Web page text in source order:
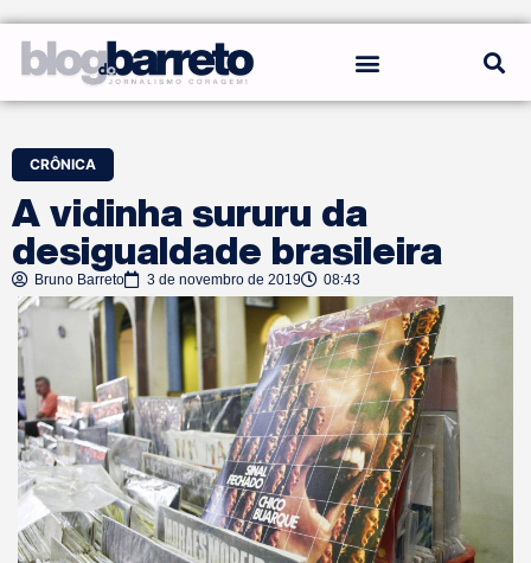
CRÔNICA
A vidinha sururu da
desigualdade brasileira
Bruno Barreto 3 de novembro de 2019 08:43